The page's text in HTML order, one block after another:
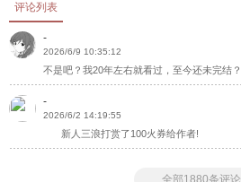
评论列表
-
2026/6/9 10:35:12
不是吧？我20年左右就看过，至今还未完结？
-
2026/6/2 14:19:55
新人三浪打赏了100火券给作者!
全部1880条评论